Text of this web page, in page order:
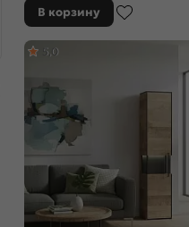
В корзину
5,0